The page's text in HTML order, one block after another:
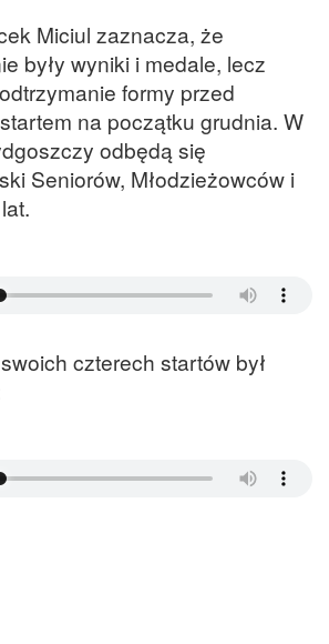
Miciul zaznacza, że
były wyniki i medale, lecz
formy przed
na początku grudnia. W
odbędą się
Seniorów, Młodzieżowców i
czterech startów był